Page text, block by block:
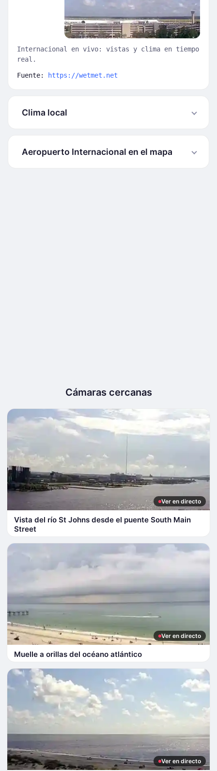
Internacional en vivo: vistas y clima en tiempo
real.
Fuente: https://wetmet.net
Clima local
Aeropuerto Internacional en el mapa
Cámaras cercanas
Ver en directo
Vista del río St Johns desde el puente South Main
Street
Ver en directo
Muelle a orillas del océano atlántico
Ver en directo